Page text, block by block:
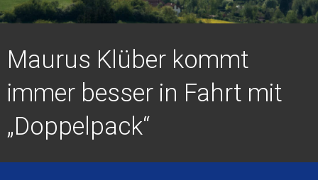
Maurus Klüber kommt
immer besser in Fahrt mit
„Doppelpack“